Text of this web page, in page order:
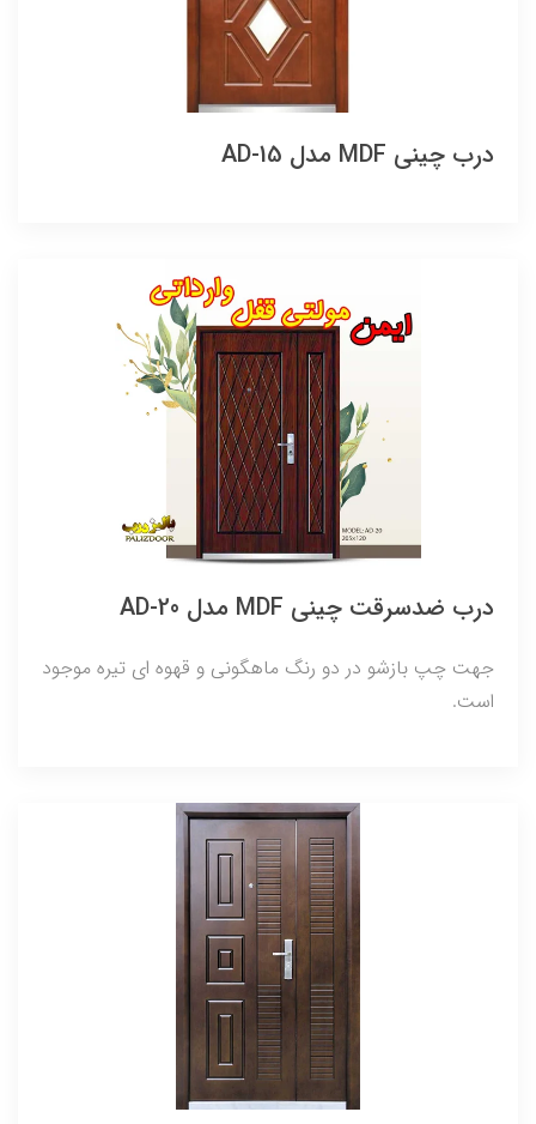
درب چینی MDF مدل AD-15
درب ضدسرقت چینی MDF مدل AD-20
جهت چپ بازشو در دو رنگ ماهگونی و قهوه ای تیره موجود
است.